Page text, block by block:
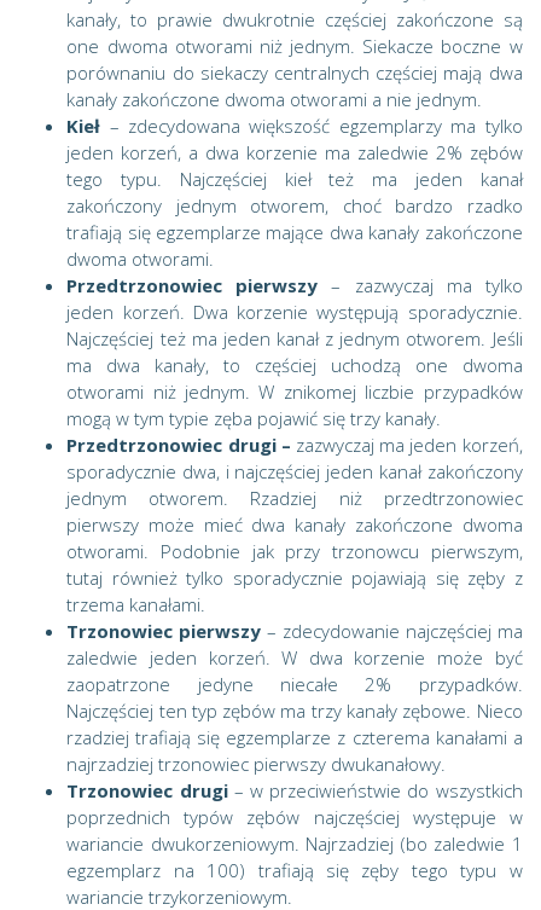
kanały, to prawie dwukrotnie częściej zakończone są
one dwoma otworami niż jednym. Siekacze boczne w
porównaniu do siekaczy centralnych częściej mają dwa
kanały zakończone dwoma otworami a nie jednym.
Kieł – zdecydowana większość egzemplarzy ma tylko
jeden korzeń, a dwa korzenie ma zaledwie 2% zębów
tego typu. Najczęściej kieł też ma jeden kanał
zakończony jednym otworem, choć bardzo rzadko
trafiają się egzemplarze mające dwa kanały zakończone
dwoma otworami.
Przedtrzonowiec pierwszy – zazwyczaj ma tylko
jeden korzeń. Dwa korzenie występują sporadycznie.
Najczęściej też ma jeden kanał z jednym otworem. Jeśli
ma dwa kanały, to częściej uchodzą one dwoma
otworami niż jednym. W znikomej liczbie przypadków
mogą w tym typie zęba pojawić się trzy kanały.
Przedtrzonowiec drugi – zazwyczaj ma jeden korzeń,
sporadycznie dwa, i najczęściej jeden kanał zakończony
jednym otworem. Rzadziej niż przedtrzonowiec
pierwszy może mieć dwa kanały zakończone dwoma
otworami. Podobnie jak przy trzonowcu pierwszym,
tutaj również tylko sporadycznie pojawiają się zęby z
trzema kanałami.
Trzonowiec pierwszy – zdecydowanie najczęściej ma
zaledwie jeden korzeń. W dwa korzenie może być
zaopatrzone jedyne niecałe 2% przypadków.
Najczęściej ten typ zębów ma trzy kanały zębowe. Nieco
rzadziej trafiają się egzemplarze z czterema kanałami a
najrzadziej trzonowiec pierwszy dwukanałowy.
Trzonowiec drugi– w przeciwieństwie do wszystkich
poprzednich typów zębów najczęściej występuje w
wariancie dwukorzeniowym. Najrzadziej (bo zaledwie 1
egzemplarz na 100) trafiają się zęby tego typu w
wariancie trzykorzeniowym.